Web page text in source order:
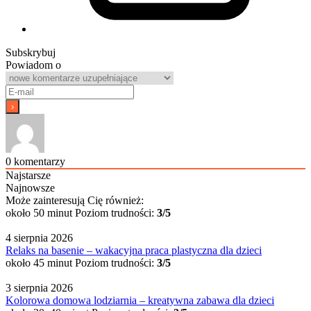
Subskrybuj
Powiadom o
0 komentarzy
Najstarsze
Najnowsze
Może zainteresują Cię również:
około 50 minut Poziom trudności: 3/5
4 sierpnia 2026
Relaks na basenie – wakacyjna praca plastyczna dla dzieci
około 45 minut Poziom trudności: 3/5
3 sierpnia 2026
Kolorowa domowa lodziarnia – kreatywna zabawa dla dzieci